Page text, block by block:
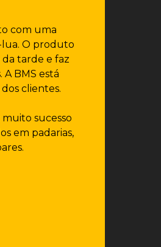
com uma
lua. O produto
tarde e faz
BMS está
clientes.
sucesso
em padarias,